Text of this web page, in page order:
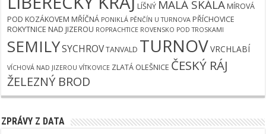
LÍŠNÝ MALÁ SKÁLA MÍROVÁ
POD KOZÁKOVEM MŘÍČNÁ PONIKLÁ PĚNČÍN U TURNOVA PŘÍCHOVICE
ROKYTNICE NAD JIZEROU ROPRACHTICE ROVENSKO POD TROSKAMI
SEMILYSYCHROVTANVALD TURNOVVRCHLABÍ
VÍCHOVÁ NAD JIZEROU VÍTKOVICE ZLATÁ OLEŠNICE ČESKÝ RÁJ
ŽELEZNÝ BROD
ZPRÁVY Z DATA